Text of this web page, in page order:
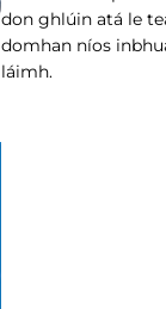
don ghlúin atá le
domhan níos
láimh.